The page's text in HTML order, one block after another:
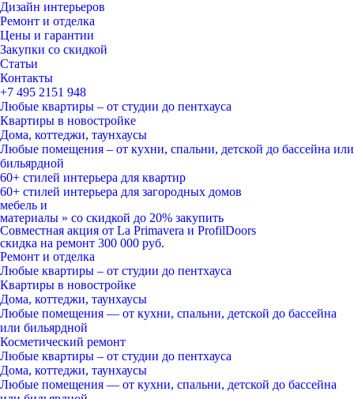
Дизайн интерьеров
Ремонт и отделка
Цены и гарантии
Закупки со скидкой
Статьи
Контакты
+7 495 2151 948
Любые квартиры – от студии до пентхауса
Квартиры в новостройке
Дома, коттеджи, таунхаусы
Любые помещения – от кухни, спальни, детской до бассейна или
бильярдной
60+ стилей интерьера для квартир
60+ стилей интерьера для загородных домов
мебель и
материалы » со скидкой до 20% закупить
Совместная акция от La Primavera и ProfilDoors
скидка на ремонт 300 000 руб.
Ремонт и отделка
Любые квартиры – от студии до пентхауса
Квартиры в новостройке
Дома, коттеджи, таунхаусы
Любые помещения — от кухни, спальни, детской до бассейна
или бильярдной
Косметический ремонт
Любые квартиры – от студии до пентхауса
Дома, коттеджи, таунхаусы
Любые помещения — от кухни, спальни, детской до бассейна